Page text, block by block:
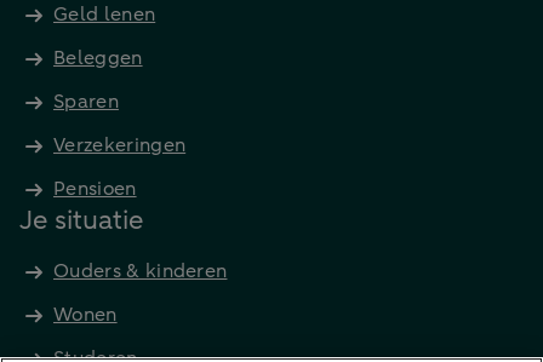
Geld lenen
Beleggen
Sparen
Verzekeringen
Pensioen
Je situatie
Ouders & kinderen
Wonen